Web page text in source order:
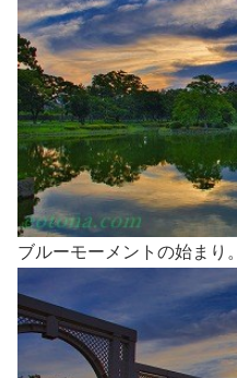
ブルーモーメントの始まり。